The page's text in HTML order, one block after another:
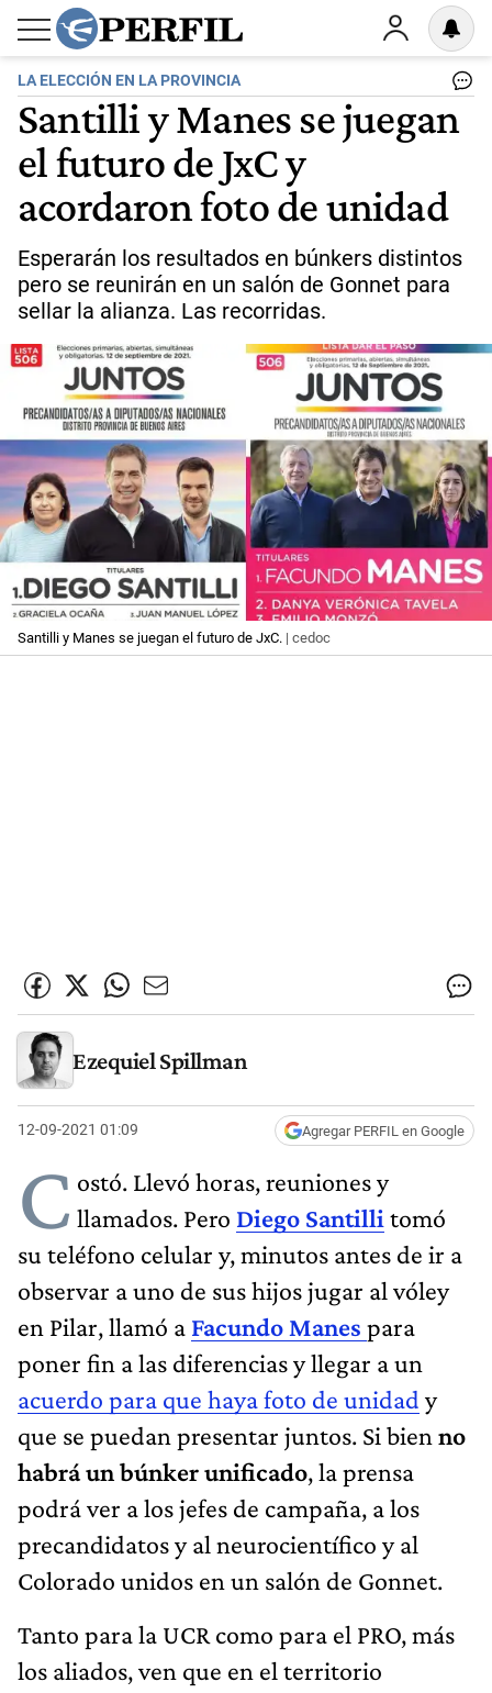
LA ELECCIÓN EN LA PROVINCIA
Santilli y Manes se juegan
el futuro de JxC y
acordaron foto de unidad
Esperarán los resultados en búnkers distintos
pero se reunirán en un salón de Gonnet para
sellar la alianza. Las recorridas.
Santilli y Manes se juegan el futuro de JxC. | cedoc
Ezequiel Spillman
12-09-2021 01:09 Agregar PERFIL en Google
C ostó. Llevó horas, reuniones y
llamados. Pero Diego Santilli tomó
su teléfono celular y, minutos antes de ir a
observar a uno de sus hijos jugar al vóley
en Pilar, llamó a Facundo Manes para
poner fin a las diferencias y llegar a un
acuerdo para que haya foto de unidad y
que se puedan presentar juntos. Si bien no
habrá un búnker unificado, la prensa
podrá ver a los jefes de campaña, a los
precandidatos y al neurocientífico y al
Colorado unidos en un salón de Gonnet.
Tanto para la UCR como para el PRO, más
los aliados, ven que en el territorio